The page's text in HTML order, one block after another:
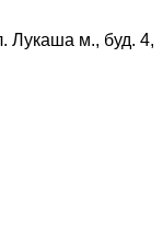
Лукаша м., буд. 4,